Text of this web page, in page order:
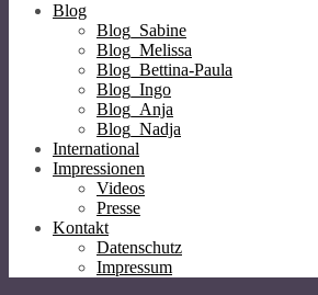
Blog
Blog_Sabine
Blog_Melissa
Blog_Bettina-Paula
Blog_Ingo
Blog_Anja
Blog_Nadja
International
Impressionen
Videos
Presse
Kontakt
Datenschutz
Impressum